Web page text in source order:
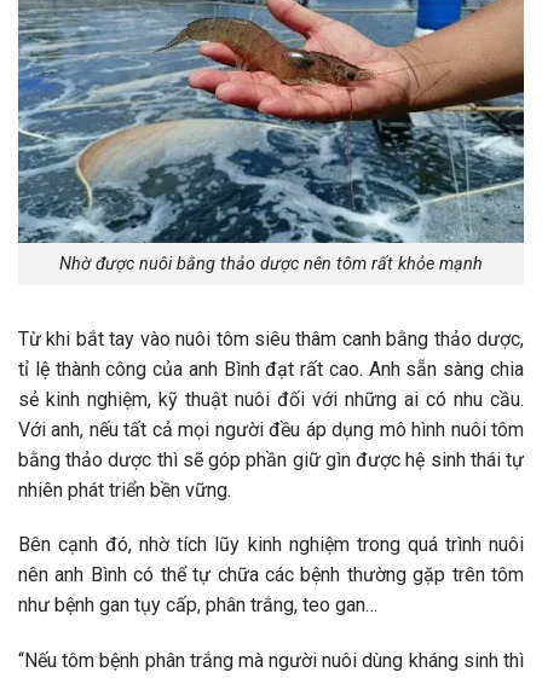
Nhờ được nuôi bằng thảo dược nên tôm rất khỏe mạnh
Từ khi bắt tay vào nuôi tôm siêu thâm canh bằng thảo dược,
tỉ lệ thành công của anh Bình đạt rất cao. Anh sẵn sàng chia
sẻ kinh nghiệm, kỹ thuật nuôi đối với những ai có nhu cầu.
Với anh, nếu tất cả mọi người đều áp dụng mô hình nuôi tôm
bằng thảo dược thì sẽ góp phần giữ gìn được hệ sinh thái tự
nhiên phát triển bền vững.
Bên cạnh đó, nhờ tích lũy kinh nghiệm trong quá trình nuôi
nên anh Bình có thể tự chữa các bệnh thường gặp trên tôm
như bệnh gan tụy cấp, phân trắng, teo gan…
“Nếu tôm bệnh phân trắng mà người nuôi dùng kháng sinh thì